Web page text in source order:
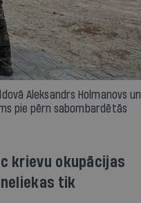
Aleksandrs Holmanovs un
pie pērn sabombardētās
krievu okupācijas
tik